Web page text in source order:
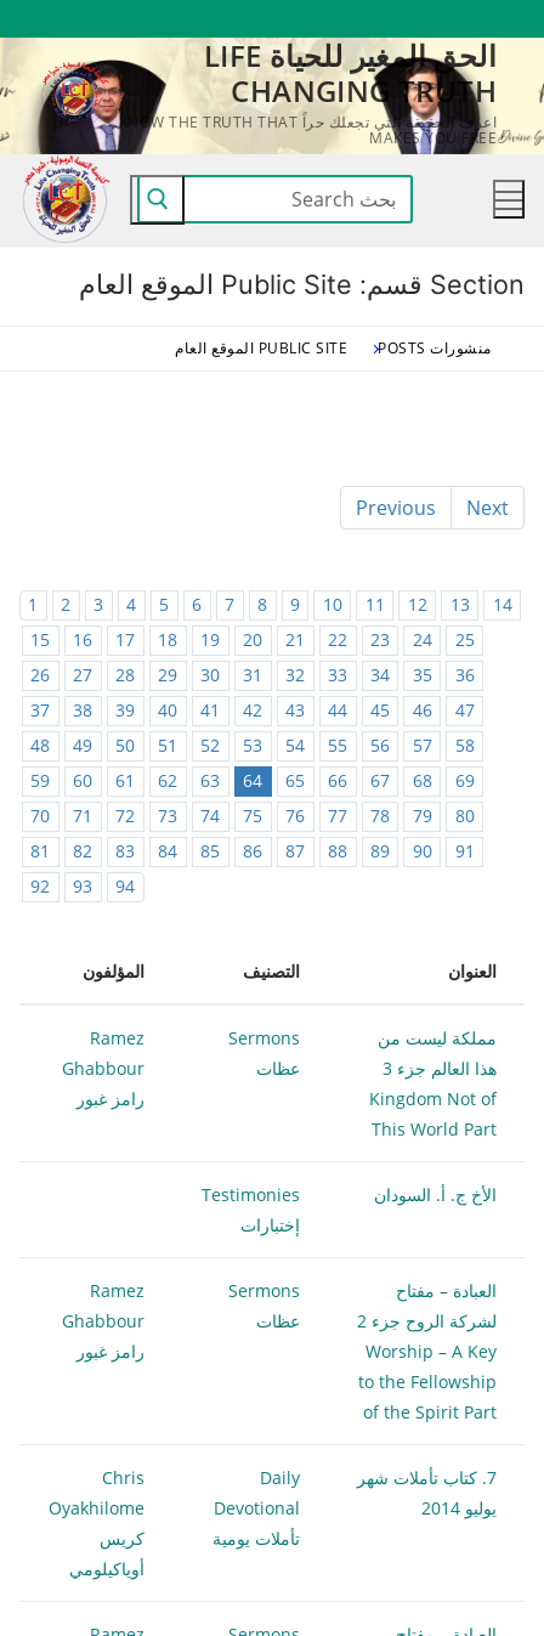
المحتوى
الحق المغير للحياة LIFE
CHANGING TRUTH
اعرف الحقيقة التي تجعلك حراً KNOW THE TRUTH THAT
MAKES YOU FREE
البحث
عن:
Section قسم: Public Site الموقع العام
منشورات POSTS PUBLIC SITE الموقع العام
Previous Next
1 2 3 4 5 6 7 8 9 10 11 12 13
14
15
16 17 18 19 20 21 22 23 24
25
26
27 28 29 30 31 32 33 34 35
36
37
38 39 40 41 42 43 44 45 46
47
48
49 50 51 52 53 54 55 56 57
58
59
60 61 62 63 64 65 66 67 68
69
70
71 72 73 74 75 76 77 78 79
80
81
82 83 84 85 86 87 88 89 90
91
92
93 94
العنوان التصنيف المؤلفون
مملكة ليست من
هذا العالم جزء 3
Kingdom Not of
This World Part
Sermons
عظات
Ramez
Ghabbour
رامز غبور
الأخ ج. أ. السودان
Testimonies
إختبارات
العبادة – مفتاح
لشركة الروح جزء 2
Worship – A Key
to the Fellowship
of the Spirit Part
Sermons
عظات
Ramez
Ghabbour
رامز غبور
7. كتاب تأملات شهر
يوليو 2014
Daily
Devotional
تأملات يومية
Chris
Oyakhilome
كريس
أوياكيلومي